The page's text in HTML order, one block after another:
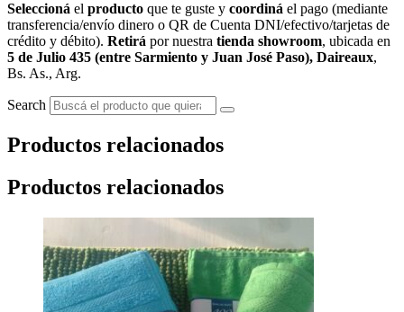
Seleccioná el producto que te guste y coordiná el pago (mediante
transferencia/envío dinero o QR de Cuenta DNI/efectivo/tarjetas de
crédito y débito). Retirá por nuestra tienda showroom, ubicada en
5 de Julio 435 (entre Sarmiento y Juan José Paso), Daireaux,
Bs. As., Arg.
Search
Productos relacionados
Productos relacionados